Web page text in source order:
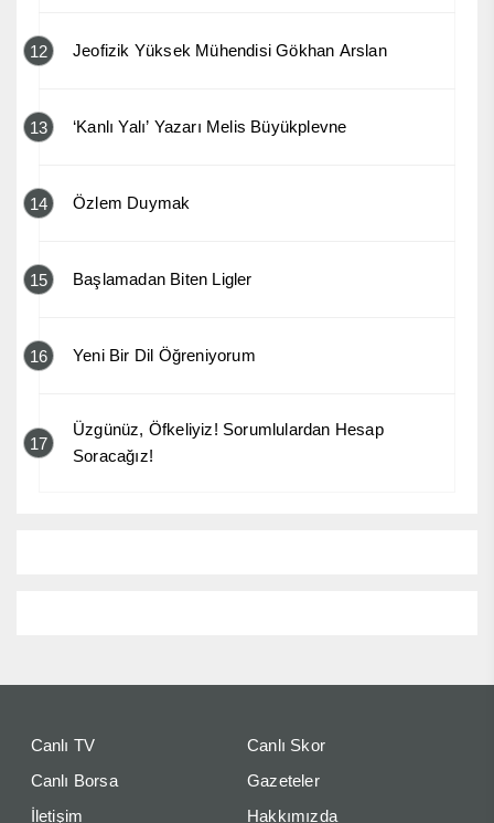
12 Jeofizik Yüksek Mühendisi Gökhan Arslan
13 ‘Kanlı Yalı’ Yazarı Melis Büyükplevne
14 Özlem Duymak
15 Başlamadan Biten Ligler
16 Yeni Bir Dil Öğreniyorum
17
Üzgünüz, Öfkeliyiz! Sorumlulardan Hesap
Soracağız!
Canlı TV
Canlı Skor
Canlı Borsa
Gazeteler
İletişim
Hakkımızda